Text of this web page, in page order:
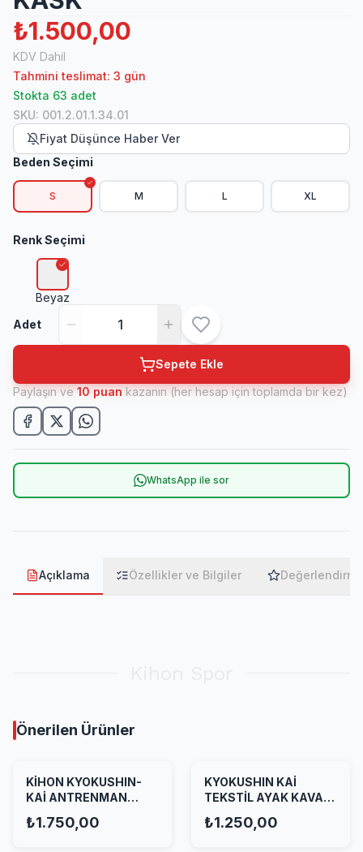
₺1.500,00
KDV Dahil
Tahmini teslimat: 3 gün
Stokta 63 adet
SKU: 001.2.01.1.34.01
Fiyat Düşünce Haber Ver
Beden Seçimi
S M L XL
Renk Seçimi
Beyaz
Adet
Sepete Ekle
Paylaşın ve10puankazanın (her hesap için toplamda bir kez)
WhatsApp ile sor
Açıklama Özellikler ve Bilgiler
Önerilen Ürünler
KİHON KYOKUSHIN-
KAİ ANTRENMAN
₺1.750,00
KYOKUSHIN KAİ
TEKSTİL AYAK KAVAL
₺1.250,00